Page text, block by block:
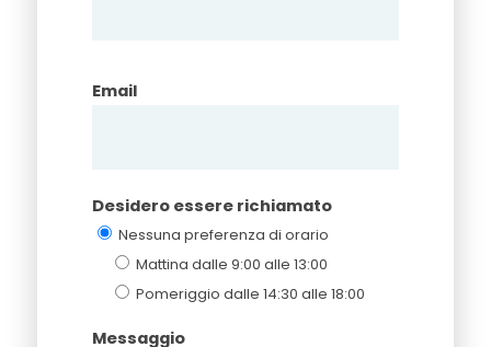
Email
Desidero essere richiamato
Nessuna preferenza di orario
Mattina dalle 9:00 alle 13:00
Pomeriggio dalle 14:30 alle 18:00
Messaggio